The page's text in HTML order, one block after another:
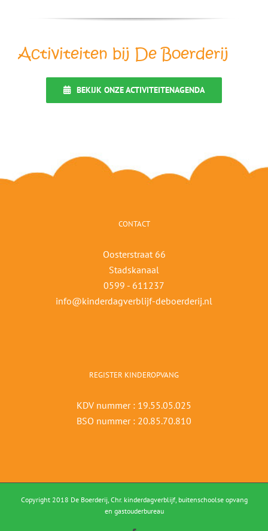
Activiteiten bij De Boerderij
BEKIJK ONZE ACTIVITEITENAGENDA
CONTACT
Oosterstraat 66
Stadskanaal
0599 - 611237
info@kinderdagverblijf-deboerderij.nl
REGISTER KINDEROPVANG
KDV nummer : 19.55.05.025
BSO nummer : 20.85.70.810
Copyright 2018 De Boerderij, Chr. kinderdagverblijf, buitenschoolse opvang
en gastouderbureau